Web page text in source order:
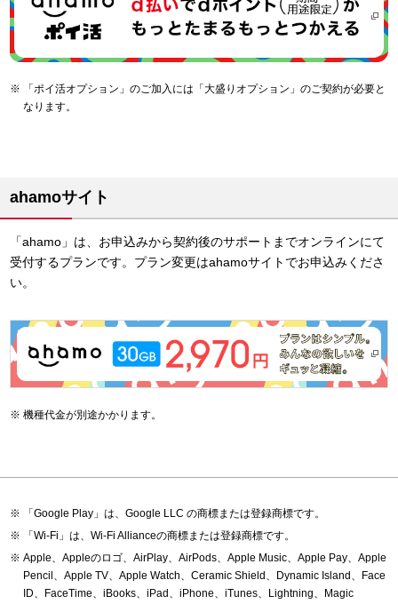
「ポイ活オプション」のご加入には「大盛りオプション」のご契約が必要と
なります。
ahamoサイト
「ahamo」は、お申込みから契約後のサポートまでオンラインにて
受付するプランです。プラン変更はahamoサイトでお申込みくださ
い。
機種代金が別途かかります。
「Google Play」は、Google LLC の商標または登録商標です。
「Wi-Fi」は、Wi-Fi Allianceの商標または登録商標です。
Apple、Appleのロゴ、AirPlay、AirPods、Apple Music、Apple Pay、Apple
Pencil、Apple TV、Apple Watch、Ceramic Shield、Dynamic Island、Face
ID、FaceTime、iBooks、iPad、iPhone、iTunes、Lightning、Magic